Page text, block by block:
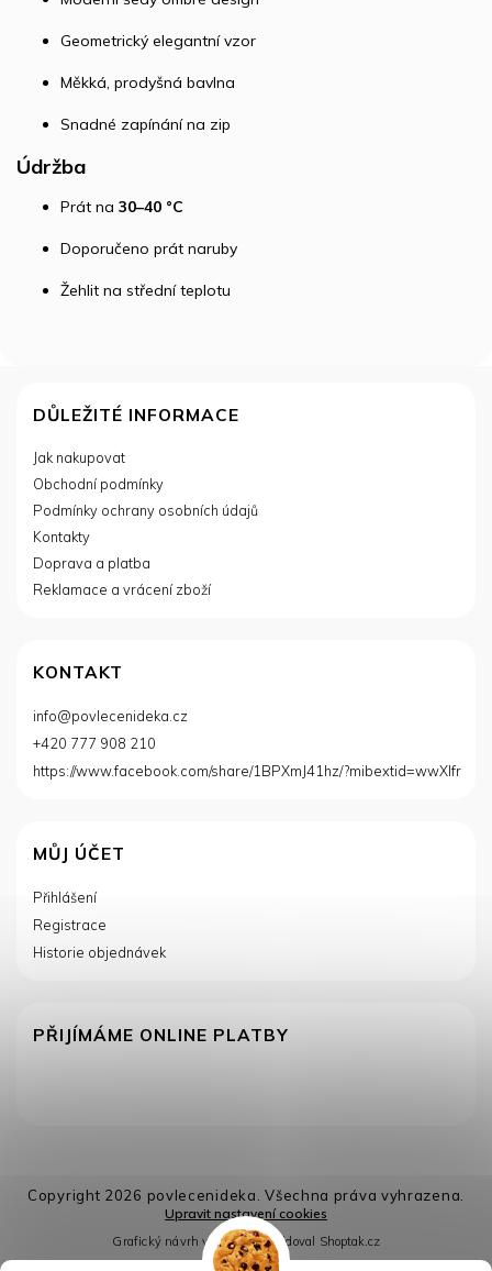
Geometrický elegantní vzor
Měkká, prodyšná bavlna
Snadné zapínání na zip
Údržba
Prát na 30–40 °C
Doporučeno prát naruby
Žehlit na střední teplotu
DŮLEŽITÉ INFORMACE
Jak nakupovat
Obchodní podmínky
Podmínky ochrany osobních údajů
Kontakty
Doprava a platba
Reklamace a vrácení zboží
KONTAKT
info@povlecenideka.cz
+420 777 908 210
https://www.facebook.com/share/1BPXmJ41hz/?mibextid=wwXIfr
MŮJ ÚČET
Přihlášení
Registrace
Historie objednávek
PŘIJÍMÁME ONLINE PLATBY
Copyright 2026 povlecenideka . Všechna práva vyhrazena.
Upravit nastavení cookies
Grafický návrh vytvořil a nakódoval Shoptak.cz